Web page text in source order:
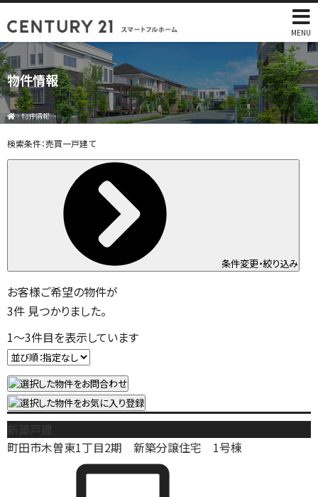
MENU
物件情報
>物件情報
検索条件：売買一戸建て
条件変更・絞り込み
お客様ご希望の物件が
3件 見つかりました。
1～3件目を表示しています
町田市木曽東1丁目2期 新築分譲住宅 1号棟